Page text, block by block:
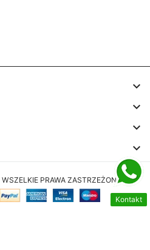




Kontakt
PRAWA ZASTRZEŻONE